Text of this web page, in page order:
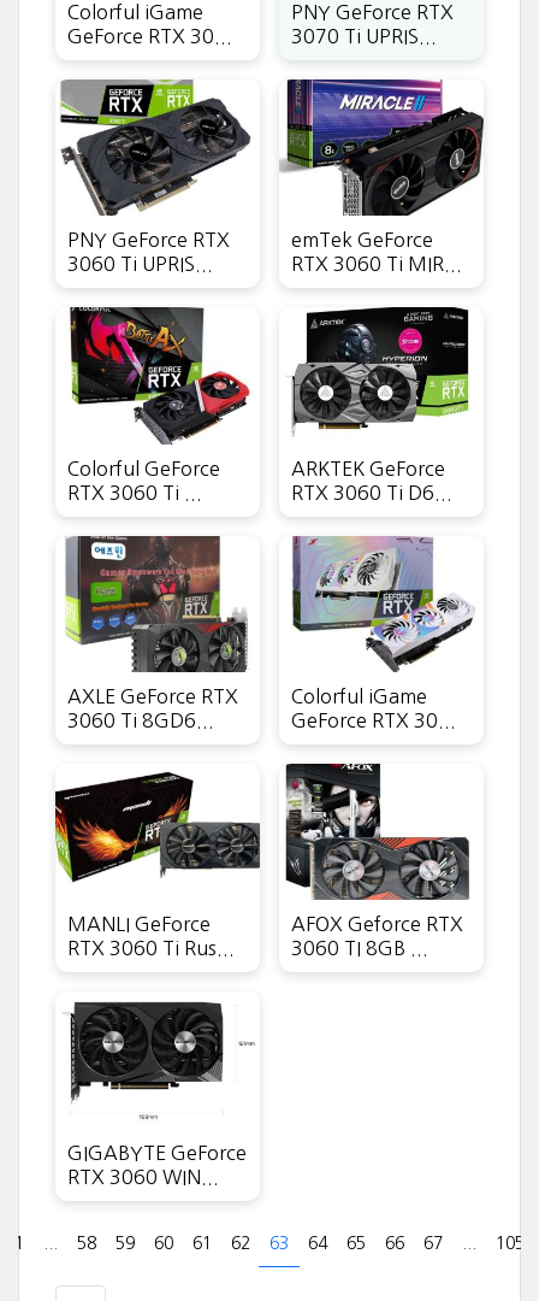
Colorful iGame
GeForce RTX 30...
PNY GeForce RTX
3070 Ti UPRIS...
PNY GeForce RTX
3060 Ti UPRIS...
emTek GeForce
RTX 3060 Ti MIR...
Colorful GeForce
RTX 3060 Ti ...
ARKTEK GeForce
RTX 3060 Ti D6...
AXLE GeForce RTX
3060 Ti 8GD6...
Colorful iGame
GeForce RTX 30...
MANLI GeForce
RTX 3060 Ti Rus...
AFOX Geforce RTX
3060 TI 8GB ...
GIGABYTE GeForce
RTX 3060 WIN...
1 58 59 60 61 62 63 64 65 66 67 105